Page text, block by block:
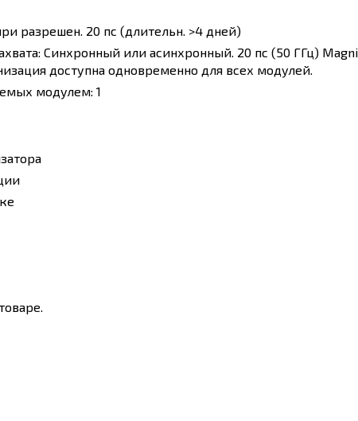
разрешен. 20 пс (длительн. >4 дней)
Синхронный или асинхронный. 20 пс (50 ГГц)
доступна одновременно для всех модулей.
модулем: 1